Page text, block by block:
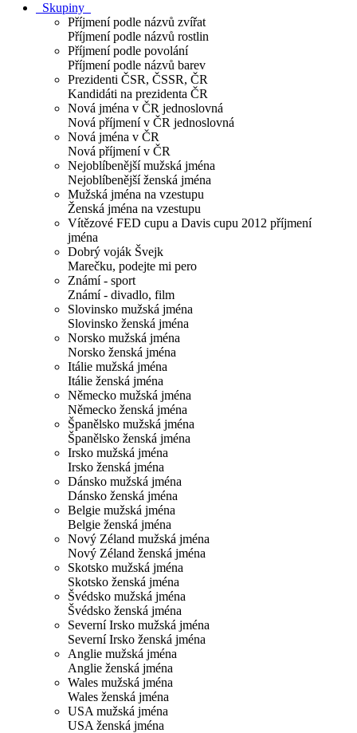
Skupiny
Příjmení podle názvů zvířat
Příjmení podle názvů rostlin
Příjmení podle povolání
Příjmení podle názvů barev
Prezidenti ČSR, ČSSR, ČR
Kandidáti na prezidenta ČR
Nová jména v ČR jednoslovná
Nová příjmení v ČR jednoslovná
Nová jména v ČR
Nová příjmení v ČR
Nejoblíbenější mužská jména
Nejoblíbenější ženská jména
Mužská jména na vzestupu
Ženská jména na vzestupu
Vítězové FED cupu a Davis cupu 2012 příjmení
jména
Dobrý voják Švejk
Marečku, podejte mi pero
Známí - sport
Známí - divadlo, film
Slovinsko mužská jména
Slovinsko ženská jména
Norsko mužská jména
Norsko ženská jména
Itálie mužská jména
Itálie ženská jména
Německo mužská jména
Německo ženská jména
Španělsko mužská jména
Španělsko ženská jména
Irsko mužská jména
Irsko ženská jména
Dánsko mužská jména
Dánsko ženská jména
Belgie mužská jména
Belgie ženská jména
Nový Zéland mužská jména
Nový Zéland ženská jména
Skotsko mužská jména
Skotsko ženská jména
Švédsko mužská jména
Švédsko ženská jména
Severní Irsko mužská jména
Severní Irsko ženská jména
Anglie mužská jména
Anglie ženská jména
Wales mužská jména
Wales ženská jména
USA mužská jména
USA ženská jména